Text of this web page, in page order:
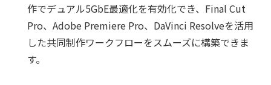
作でデュアル5GbE最適化を有効化でき、Final Cut
Pro、Adobe Premiere Pro、DaVinci Resolveを活用
した共同制作ワークフローをスムーズに構築できま
す。